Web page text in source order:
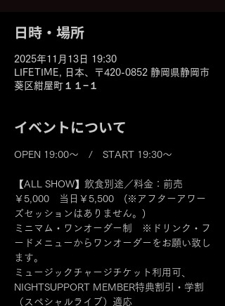
日時・場所
2025年11月13日 19:30
LIFETIME, 日本、〒420-0852 静岡県静岡市
葵区紺屋町１１−１
イベントについて
OPEN 19:00～　/　START 19:30～
【ALL SHOW】飲食別途／料金：前売
￥5,000　当日￥5,500　(※アフターアワー
ズセッションはありません。)
ミニマム・ワンオーダー制　※ドリンク・フ
ードメニューからワンオーダーをお願い致し
ます。
ミュージックチャージチケット利用可、
NIGHTSUPPORT MEMBER特典割引・学割
（スペシャルライブ）適応